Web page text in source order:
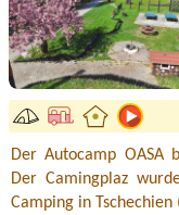
Der Autocamp OASA
Der Camingplaz
Camping in Tschechien